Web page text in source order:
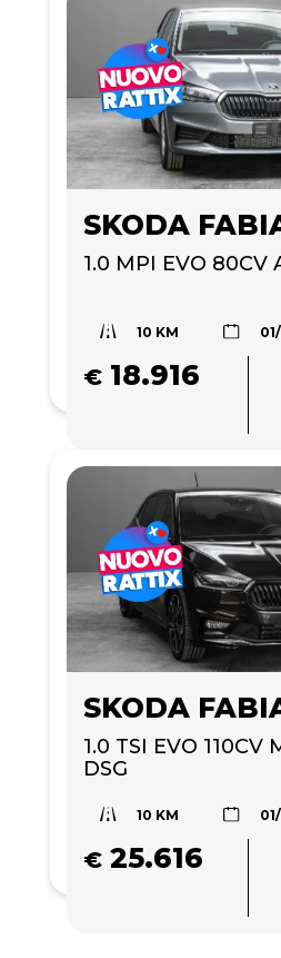
SKODA
1.0 MPI EVO 80CV
10 KM
€ 18.916
SKODA
1.0 TSI EVO
DSG
10 KM
€ 25.616